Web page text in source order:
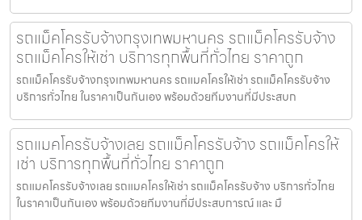
รถแม็คโครรับจ้างกรุงเทพมหานคร รถแม็คโครรับจ้าง
รถแม็คโครให้เช่า บริการทุกพื้นที่ทั่วไทย ราคาถูก
รถแม็คโครรับจ้างกรุงเทพมหานคร รถแมคโครให้เช่า รถแม็คโครรับจ้าง
บริการทั่วไทย ในราคาเป็นกันเอง พร้อมด้วยทีมงานที่มีประสบก
รถแมคโครรับจ้างเลย รถแม็คโครรับจ้าง รถแม็คโครให้
เช่า บริการทุกพื้นที่ทั่วไทย ราคาถูก
รถแมคโครรับจ้างเลย รถแมคโครให้เช่า รถแม็คโครรับจ้าง บริการทั่วไทย
ในราคาเป็นกันเอง พร้อมด้วยทีมงานที่มีประสบการณ์ และ มื